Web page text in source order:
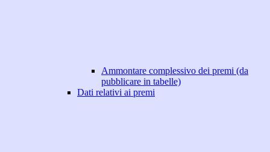
Ammontare complessivo dei premi (da
pubblicare in tabelle)
Dati relativi ai premi